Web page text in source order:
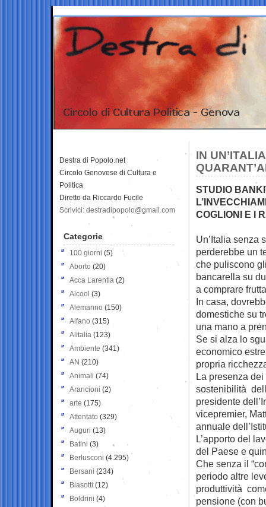
IN
STUDIO
COGLIONI E I
Un’Italia senza
perderebbe un
che puliscono
bancarella su
a comprare
In casa,
domestiche su
una mano a
Se si alza lo
economico
propria
La presenza
sostenibilità
presidente
vicepremier,
annuale
L’apporto del
del Paese e
Che senza il
periodo altre
produttività
pensione (con
Destra di Popolo.net
Circolo Genovese di Cultura e
Politica
Diretto da Riccardo Fucile
Scrivici: destradipopolo@gmail.com
Categorie
100 giorni (5)
Aborto (20)
Acca Larentia (2)
Alcool (3)
Alemanno (150)
Alfano (315)
Alitalia (123)
Ambiente (341)
AN (210)
Animali (74)
Arancioni (2)
arte (175)
Attentato (329)
Auguri (13)
Batini (3)
Berlusconi (4.295)
Bersani (234)
Biasotti (12)
Boldrini (4)